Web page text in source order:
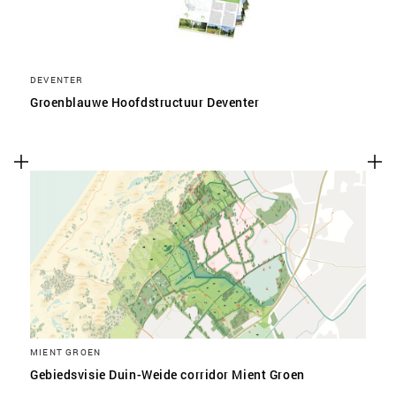
DEVENTER
Groenblauwe Hoofdstructuur Deventer
MIENT GROEN
Gebiedsvisie Duin-Weide corridor Mient Groen